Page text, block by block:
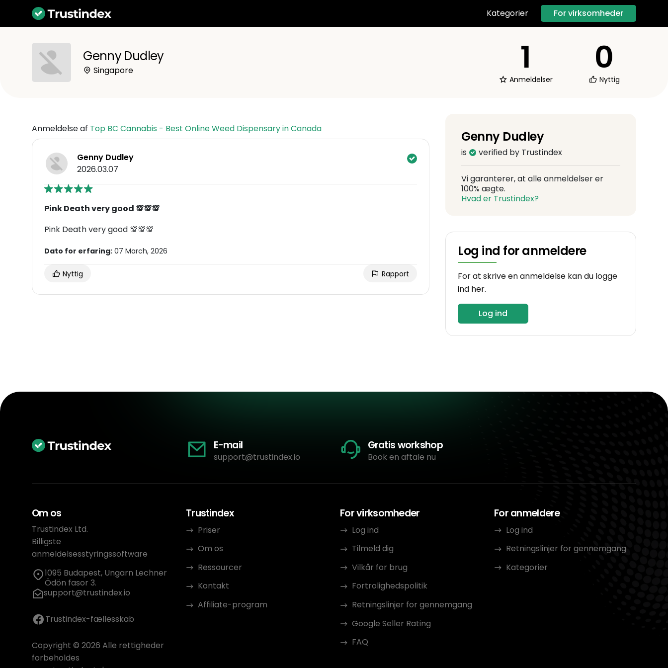
Kategorier For virksomheder
Genny Dudley
Singapore 1
Anmeldelser
0
Nyttig
Anmeldelse af Top BC Cannabis - Best Online Weed Dispensary in Canada
Genny Dudley
2026.03.07
Pink Death very good 💯💯💯
Pink Death very good 💯💯💯
Dato for erfaring: 07 March, 2026
Nyttig Rapport
Genny Dudley
is verified by Trustindex
Vi garanterer, at alle anmeldelser er
100% ægte.
Hvad er Trustindex?
Log ind for anmeldere
For at skrive en anmeldelse kan du logge
ind her.
Log ind
E-mail
support@trustindex.io
Gratis workshop
Book en aftale nu
Om os
Trustindex Ltd.
Billigste
anmeldelsesstyringssoftware
1095 Budapest, Ungarn Lechner
Ödön fasor 3.
support@trustindex.io
Trustindex-fællesskab
Copyright © 2026 Alle rettigheder
forbeholdes
Trustindex
Priser
Om os
Ressourcer
Kontakt
Affiliate-program
For virksomheder
Log ind
Tilmeld dig
Vilkår for brug
Fortrolighedspolitik
Retningslinjer for gennemgang
Google Seller Rating
FAQ
For anmeldere
Log ind
Retningslinjer for gennemgang
Kategorier